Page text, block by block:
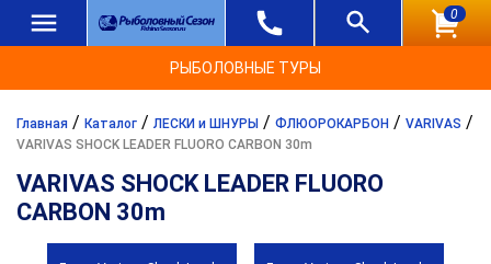
0
РЫБОЛОВНЫЕ ТУРЫ
Главная / Каталог / ЛЕСКИ и ШНУРЫ / ФЛЮОРОКАРБОН / VARIVAS /
VARIVAS SHOCK LEADER FLUORO CARBON 30m
VARIVAS SHOCK LEADER FLUORO
CARBON 30m